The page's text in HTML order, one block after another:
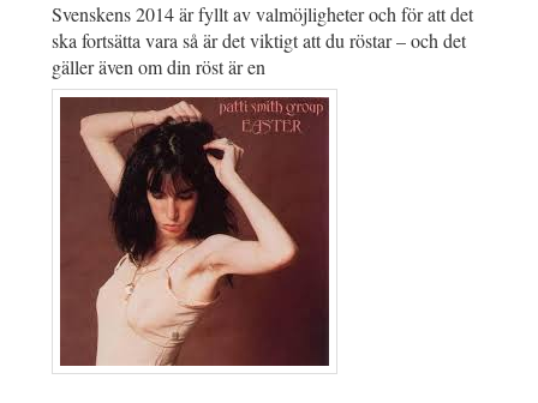
Svenskens 2014 är fyllt av valmöjligheter och för att det
ska fortsätta vara så är det viktigt att du röstar – och det
gäller även om din röst är en